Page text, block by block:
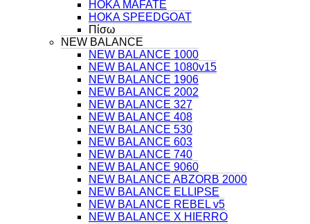
HOKA MAFATE
HOKA SPEEDGOAT
Πίσω
NEW BALANCE
NEW BALANCE 1000
NEW BALANCE 1080v15
NEW BALANCE 1906
NEW BALANCE 2002
NEW BALANCE 327
NEW BALANCE 408
NEW BALANCE 530
NEW BALANCE 603
NEW BALANCE 740
NEW BALANCE 9060
NEW BALANCE ABZORB 2000
NEW BALANCE ELLIPSE
NEW BALANCE REBEL v5
NEW BALANCE X HIERRO